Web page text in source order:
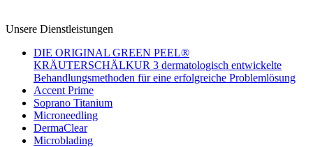
Unsere Dienstleistungen
DIE ORIGINAL GREEN PEEL®
KRÄUTERSCHÄLKUR 3 dermatologisch entwickelte
Behandlungsmethoden für eine erfolgreiche Problemlösung
Accent Prime
Soprano Titanium
Microneedling
DermaClear
Microblading